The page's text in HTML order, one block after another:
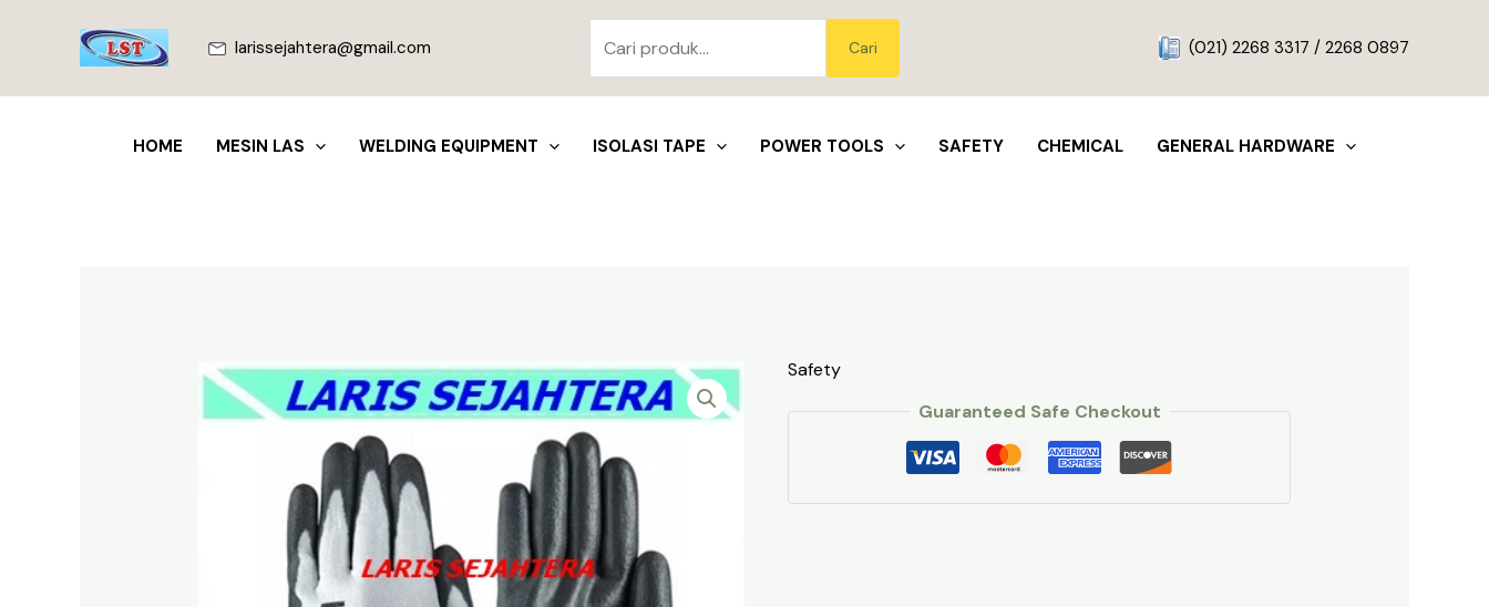
larissejahtera@gmail.com
untuk:
Cari (021) 2268 3317 / 2268 0897
HOME MESIN LAS WELDING EQUIPMENT ISOLASI TAPE POWER TOOLS SAFETY CHEMICAL GENERAL HARDWARE
Safety
Guaranteed Safe Checkout